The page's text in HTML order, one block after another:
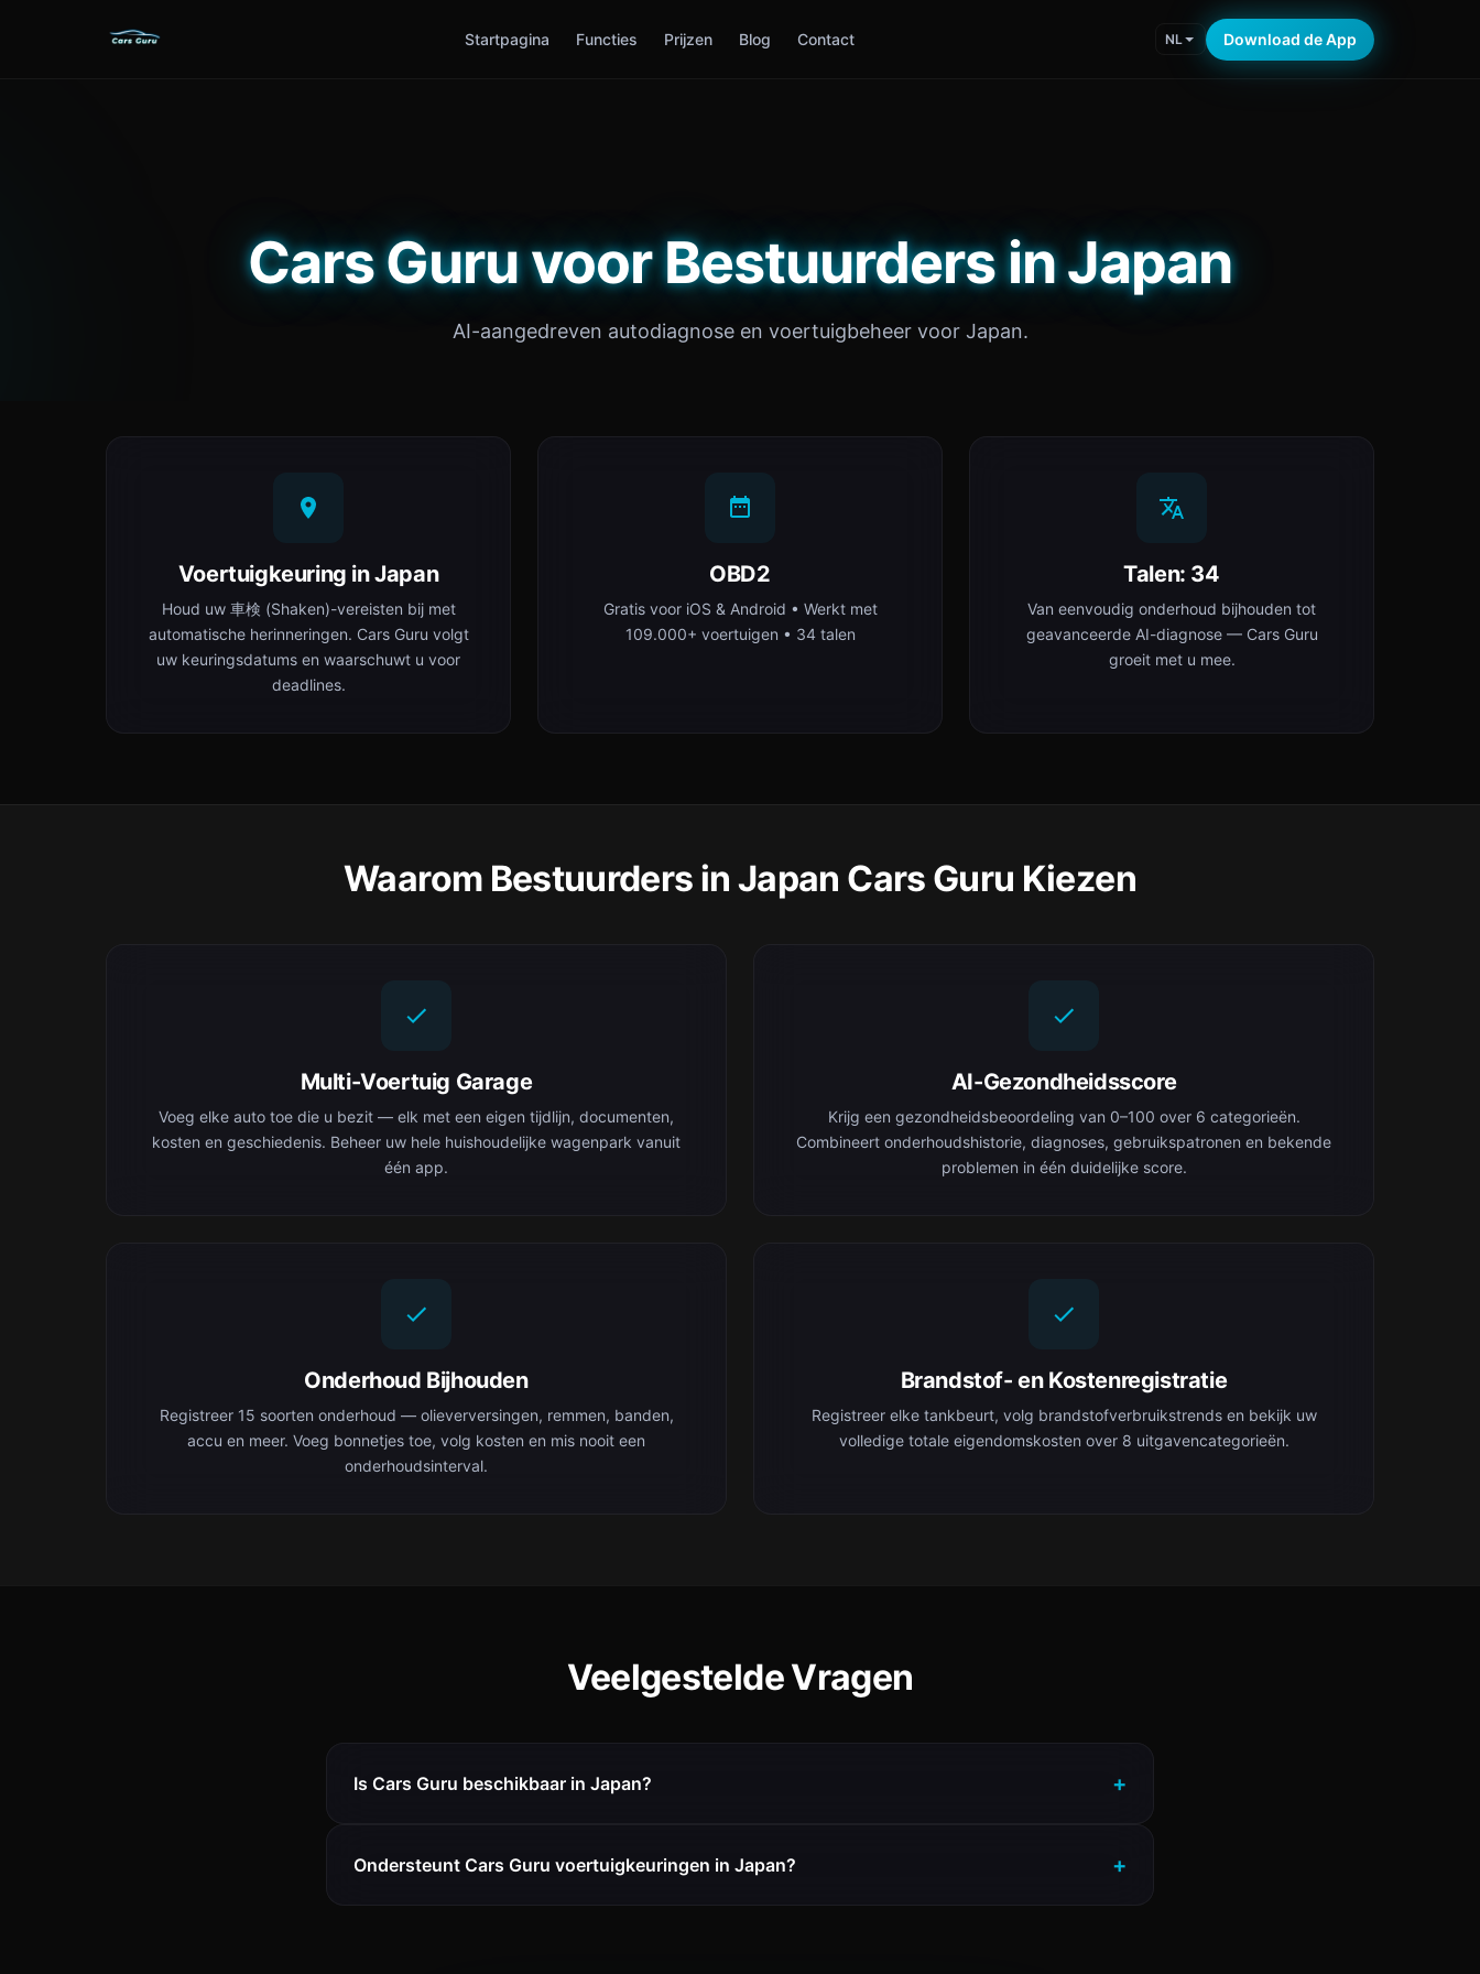
Startpagina Functies Prijzen Blog Contact NL Download de App
Cars Guru voor Bestuurders in Japan
AI-aangedreven autodiagnose en voertuigbeheer voor Japan.
Voertuigkeuring in Japan
Houd uw 車検 (Shaken)-vereisten bij met
automatische herinneringen. Cars Guru volgt
uw keuringsdatums en waarschuwt u voor
deadlines.
OBD2
Gratis voor iOS & Android • Werkt met
109.000+ voertuigen • 34 talen
Talen: 34
Van eenvoudig onderhoud bijhouden tot
geavanceerde AI-diagnose — Cars Guru
groeit met u mee.
Waarom Bestuurders in Japan Cars Guru Kiezen
Multi-Voertuig Garage
Voeg elke auto toe die u bezit — elk met een eigen tijdlijn, documenten,
kosten en geschiedenis. Beheer uw hele huishoudelijke wagenpark vanuit
één app.
AI-Gezondheidsscore
Krijg een gezondheidsbeoordeling van 0–100 over 6 categorieën.
Combineert onderhoudshistorie, diagnoses, gebruikspatronen en bekende
problemen in één duidelijke score.
Onderhoud Bijhouden
Registreer 15 soorten onderhoud — olieverversingen, remmen, banden,
accu en meer. Voeg bonnetjes toe, volg kosten en mis nooit een
onderhoudsinterval.
Brandstof- en Kostenregistratie
Registreer elke tankbeurt, volg brandstofverbruikstrends en bekijk uw
volledige totale eigendomskosten over 8 uitgavencategorieën.
Veelgestelde Vragen
Is Cars Guru beschikbaar in Japan?
Ondersteunt Cars Guru voertuigkeuringen in Japan?